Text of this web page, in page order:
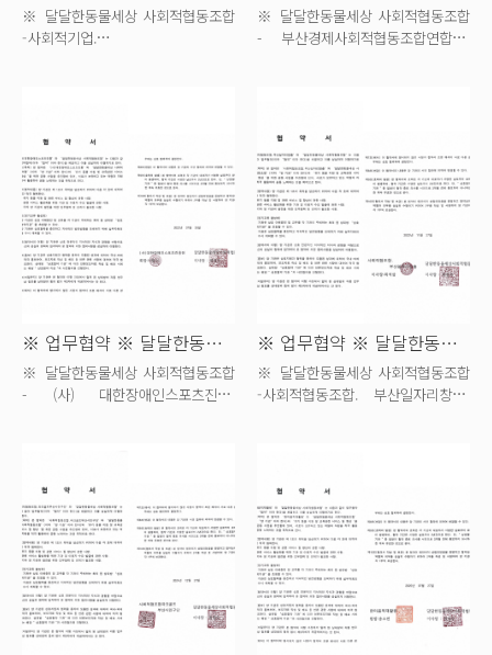
※ 달달한동물세상 사회적협동조합
-사회적기업.
※ 달달한동물세상 사회적협동조합
- 부산경제사회적협동조합연합회
※ 업무협약 ※ 달달한동물세상 X (사...
※ 달달한동물세상 사회적협동조합
- (사) 대한장애인스포츠진흥
※ 업무협약 ※ 달달한동물세상 X 사...
※ 달달한동물세상 사회적협동조합
-사회적협동조합. 부산일자리창출